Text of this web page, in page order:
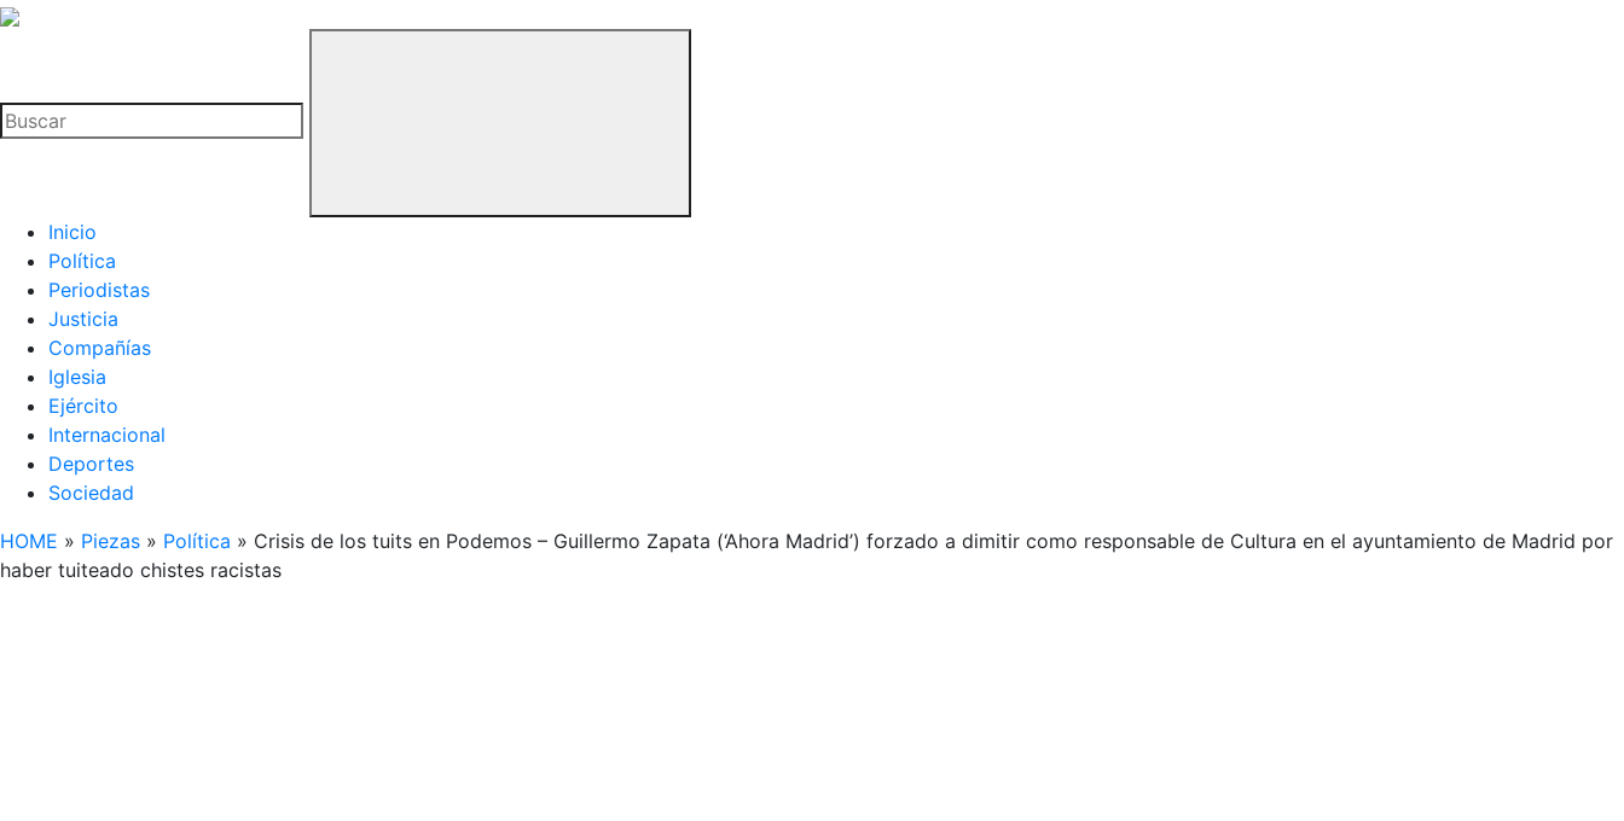
La
Buitre
Inicio
Política
Periodistas
Justicia
Compañías
Iglesia
Ejército
Internacional
Deportes
Sociedad
HOME » Piezas » Política » Crisis de los tuits en Podemos – Guillermo Zapata (‘Ahora Madrid’) forzado a dimitir como responsable de Cultura en el ayuntamiento de Madrid por
haber tuiteado chistes racistas